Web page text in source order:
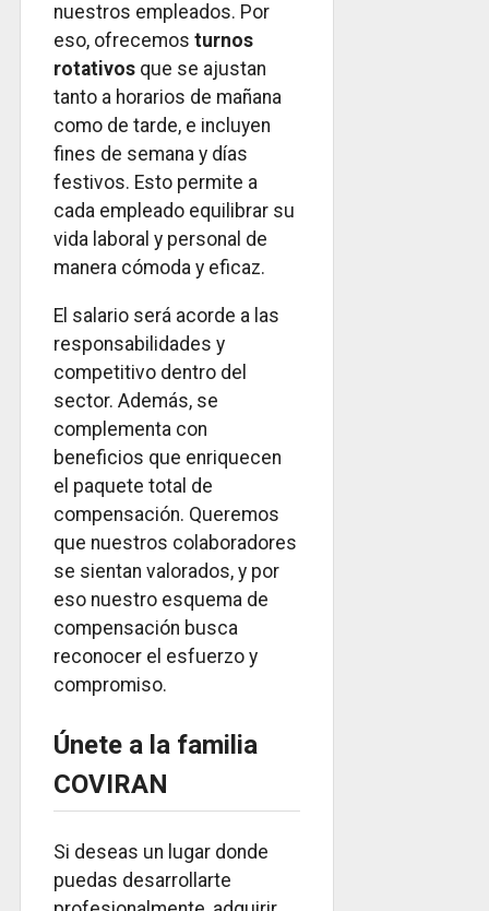
nuestros empleados. Por
eso, ofrecemos turnos
rotativos que se ajustan
tanto a horarios de mañana
como de tarde, e incluyen
fines de semana y días
festivos. Esto permite a
cada empleado equilibrar su
vida laboral y personal de
manera cómoda y eficaz.
El salario será acorde a las
responsabilidades y
competitivo dentro del
sector. Además, se
complementa con
beneficios que enriquecen
el paquete total de
compensación. Queremos
que nuestros colaboradores
se sientan valorados, y por
eso nuestro esquema de
compensación busca
reconocer el esfuerzo y
compromiso.
Únete a la familia
COVIRAN
Si deseas un lugar donde
puedas desarrollarte